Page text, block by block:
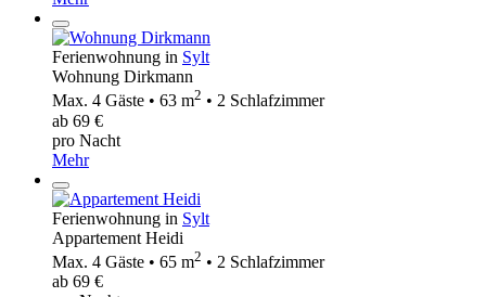
Ferienwohnung in Sylt
Wohnung Dirkmann
Max. 4 Gäste • 63 m2 • 2 Schlafzimmer
ab 69 €
pro Nacht
Mehr
Ferienwohnung in Sylt
Appartement Heidi
Max. 4 Gäste • 65 m2 • 2 Schlafzimmer
ab 69 €